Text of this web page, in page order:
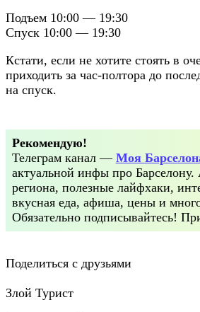
Подъем 10:00 — 19:30
Спуск 10:00 — 19:30
Кстати, если не хотите стоять в
приходить за час-полтора до
на спуск.
Рекомендую!
Телеграм канал — Моя
актуальной инфы про Барселону.
региона, полезные лайфхаки,
вкусная еда, афиша, цены и
Обязательно подписывайтесь!
Поделиться с друзьями
Злой Турист